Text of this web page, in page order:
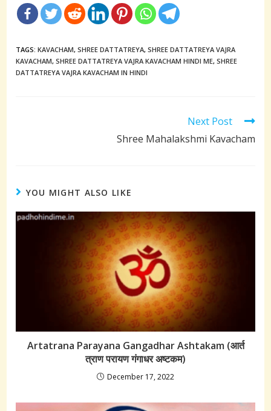
TAGS:KAVACHAM, SHREE DATTATREYA, SHREE DATTATREYA VAJRA
KAVACHAM, SHREE DATTATREYA VAJRA KAVACHAM HINDI ME, SHREE
DATTATREYA VAJRA KAVACHAM IN HINDI
Next Post
Shree Mahalakshmi Kavacham
YOU MIGHT ALSO LIKE
Artatrana Parayana Gangadhar Ashtakam (आर्त
त्राण परायण गंगाधर अष्टकम)
December 17, 2022